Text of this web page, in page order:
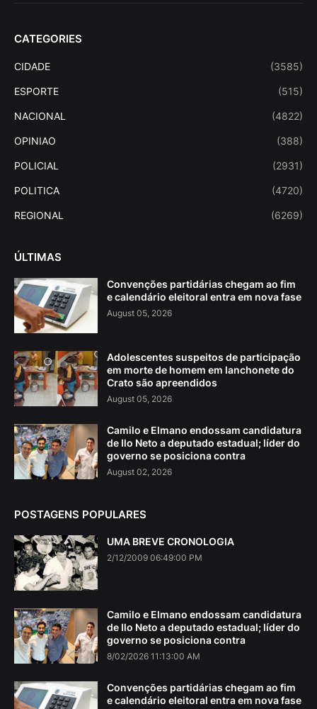
CATEGORIES
CIDADE (3585)
ESPORTE (515)
NACIONAL (4822)
OPINIAO (388)
POLICIAL (2931)
POLITICA (4720)
REGIONAL (6269)
ÚLTIMAS
Convenções partidárias chegam ao fim
e calendário eleitoral entra em nova fase
August 05, 2026
Adolescentes suspeitos de participação
em morte de homem em lanchonete do
Crato são apreendidos
August 05, 2026
Camilo e Elmano endossam candidatura
de Ilo Neto a deputado estadual; líder do
governo se posiciona contra
August 02, 2026
POSTAGENS POPULARES
UMA BREVE CRONOLOGIA
2/12/2009 06:49:00 PM
Camilo e Elmano endossam candidatura
de Ilo Neto a deputado estadual; líder do
governo se posiciona contra
8/02/2026 11:13:00 AM
Convenções partidárias chegam ao fim
e calendário eleitoral entra em nova fase